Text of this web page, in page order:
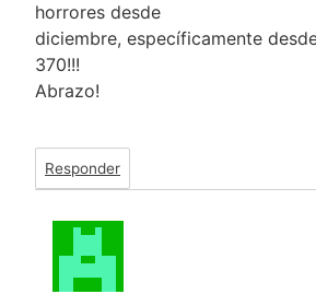
horrores desde
diciembre, específicamente
370!!!
Abrazo!
Responder